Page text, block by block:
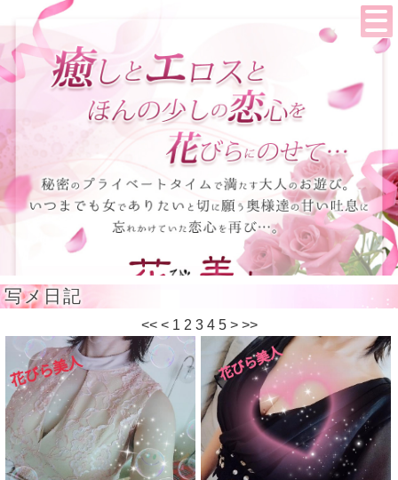
写メ日記
<< < 1 2 3 4 5 > >>